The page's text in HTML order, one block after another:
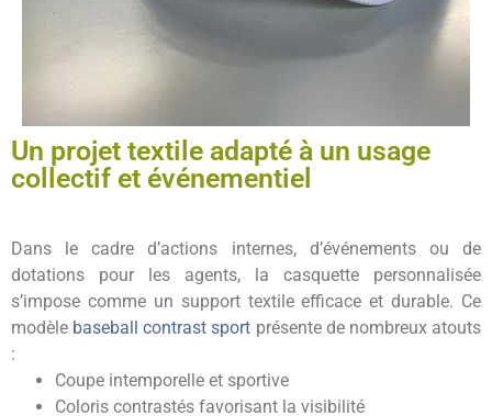
Un projet textile adapté à un usage
collectif et événementiel
Dans le cadre d’actions internes, d’événements ou de
dotations pour les agents, la casquette personnalisée
s’impose comme un support textile efficace et durable. Ce
modèle baseball contrast sport présente de nombreux atouts
:
Coupe intemporelle et sportive
Coloris contrastés favorisant la visibilité